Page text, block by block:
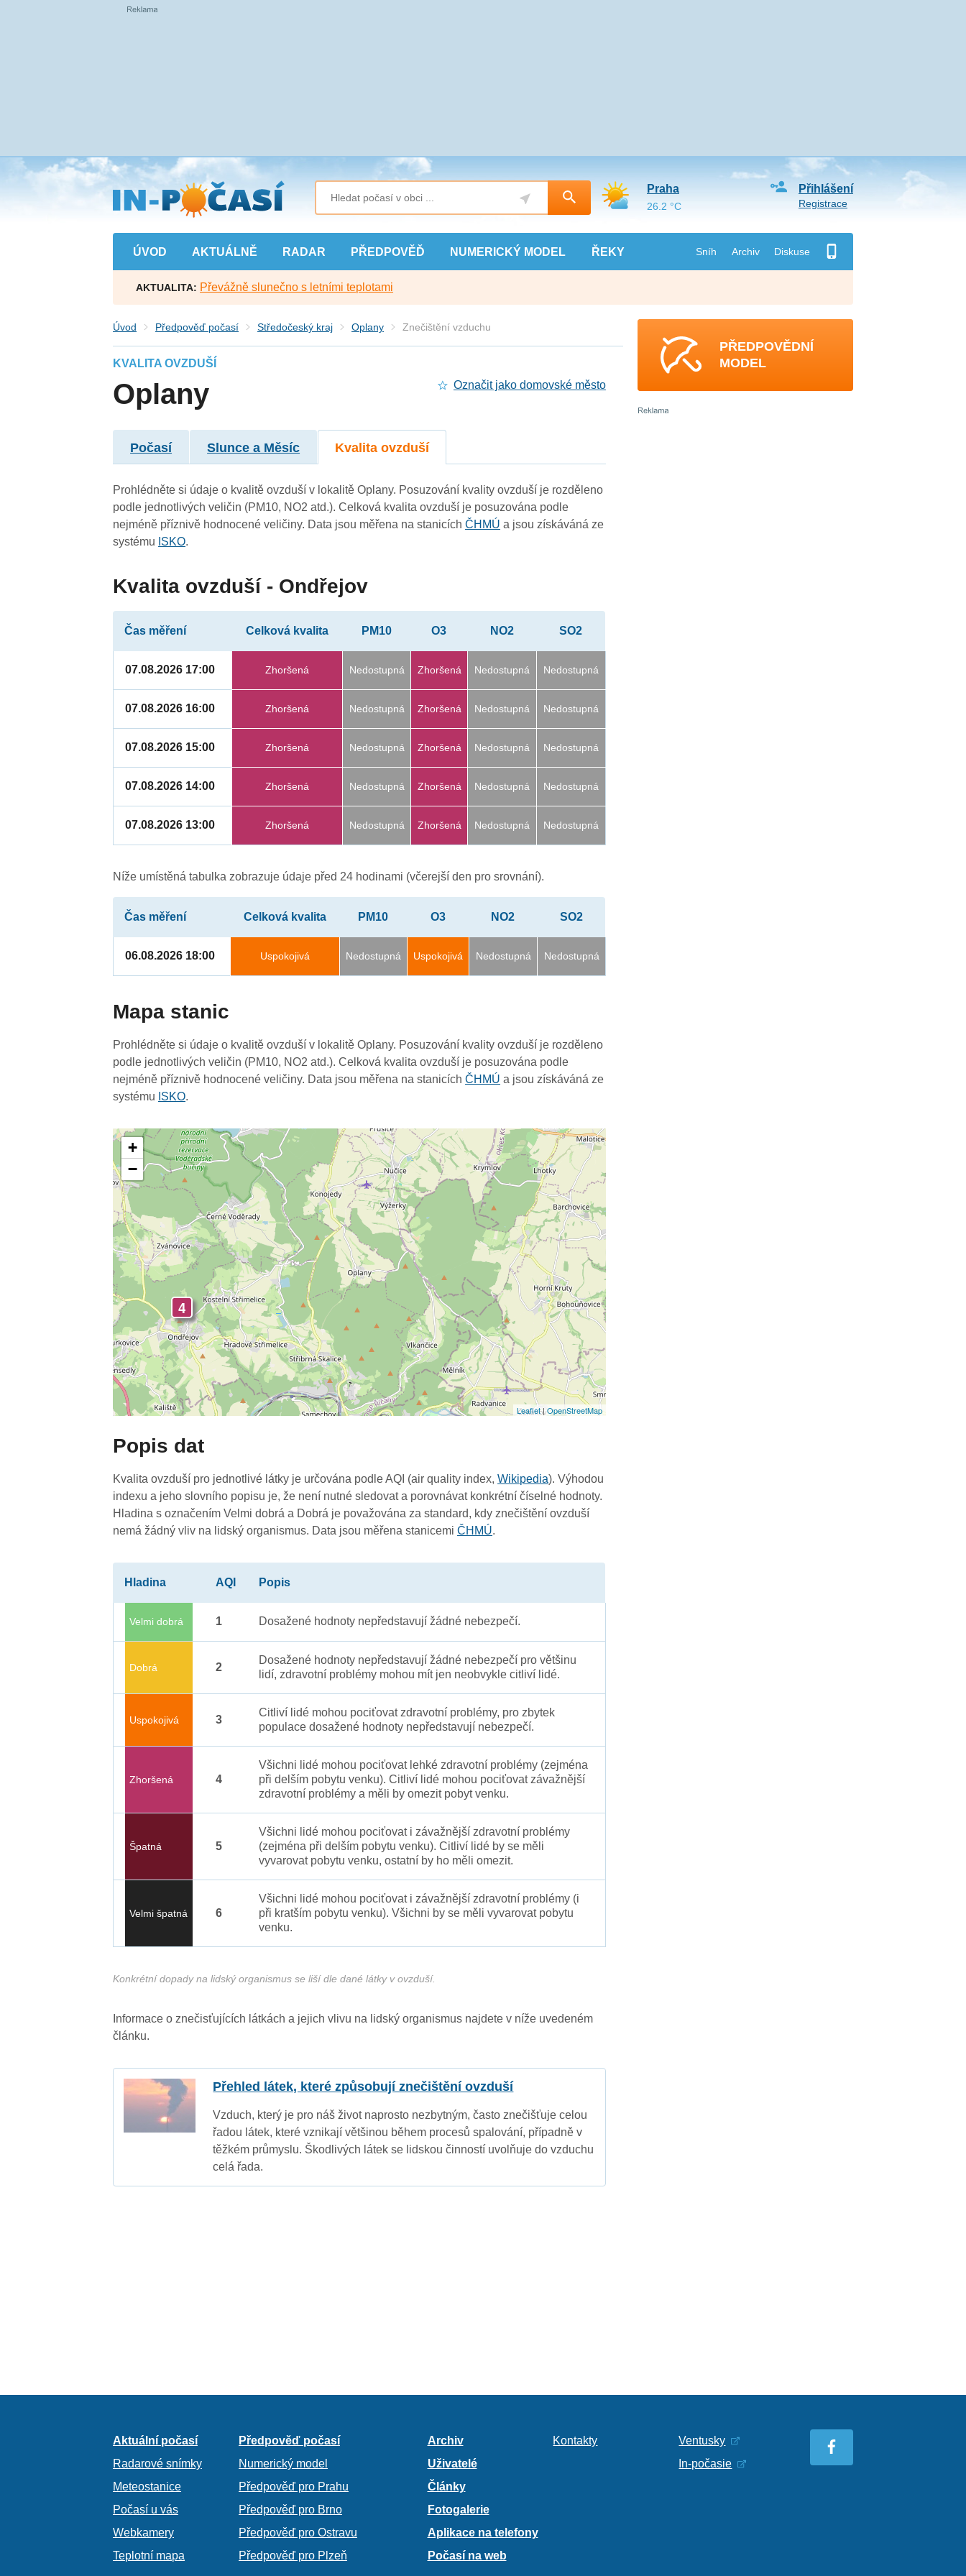
Přejít
na
hlavní
obsah
ÚVOD AKTUÁLNĚ RADAR PŘEDPOVĚĎ NUMERICKÝ MODEL ŘEKY Sníh Archiv Diskuse
Přihlášení
Registrace
Praha
26.2 °C
AKTUALITA: Převážně slunečno s letními teplotami
Úvod Předpověď počasí Středočeský kraj Oplany Znečištění vzduchu
KVALITA OVZDUŠÍ
Oplany Označit jako domovské město
Počasí Slunce a Měsíc Kvalita ovzduší
Prohlédněte si údaje o kvalitě ovzduší v lokalitě Oplany. Posuzování kvality ovzduší je rozděleno
podle jednotlivých veličin (PM10, NO2 atd.). Celková kvalita ovzduší je posuzována podle
nejméně příznivě hodnocené veličiny. Data jsou měřena na stanicíchČHMÚ a jsou získáváná ze
systému ISKO.
Kvalita ovzduší - Ondřejov
Čas měření Celková kvalita PM10 O3 NO2 SO2
07.08.2026 17:00 Zhoršená Nedostupná Zhoršená Nedostupná Nedostupná
07.08.2026 16:00 Zhoršená Nedostupná Zhoršená Nedostupná Nedostupná
07.08.2026 15:00 Zhoršená Nedostupná Zhoršená Nedostupná Nedostupná
07.08.2026 14:00 Zhoršená Nedostupná Zhoršená Nedostupná Nedostupná
07.08.2026 13:00 Zhoršená Nedostupná Zhoršená Nedostupná Nedostupná
Níže umístěná tabulka zobrazuje údaje před 24 hodinami (včerejší den pro srovnání).
Čas měření Celková kvalita PM10 O3 NO2 SO2
06.08.2026 18:00 Uspokojivá Nedostupná Uspokojivá Nedostupná Nedostupná
Mapa stanic
Prohlédněte si údaje o kvalitě ovzduší v lokalitě Oplany. Posuzování kvality ovzduší je rozděleno
podle jednotlivých veličin (PM10, NO2 atd.). Celková kvalita ovzduší je posuzována podle
nejméně příznivě hodnocené veličiny. Data jsou měřena na stanicíchČHMÚ a jsou získáváná ze
systému ISKO.
4
+
−
Leaflet|OpenStreetMap
Popis dat
Kvalita ovzduší pro jednotlivé látky je určována podle AQI (air quality index,Wikipedia). Výhodou
indexu a jeho slovního popisu je, že není nutné sledovat a porovnávat konkrétní číselné hodnoty.
Hladina s označením Velmi dobrá a Dobrá je považována za standard, kdy znečištění ovzduší
nemá žádný vliv na lidský organismus. Data jsou měřena stanicemiČHMÚ.
Hladina AQI Popis
Velmi dobrá 1 Dosažené hodnoty nepředstavují žádné nebezpečí.
Dobrá 2
Dosažené hodnoty nepředstavují žádné nebezpečí pro většinu
lidí, zdravotní problémy mohou mít jen neobvykle citliví lidé.
Uspokojivá 3
Citliví lidé mohou pociťovat zdravotní problémy, pro zbytek
populace dosažené hodnoty nepředstavují nebezpečí.
Zhoršená 4
Všichni lidé mohou pociťovat lehké zdravotní problémy (zejména
při delším pobytu venku). Citliví lidé mohou pociťovat závažnější
zdravotní problémy a měli by omezit pobyt venku.
Špatná 5
Všichni lidé mohou pociťovat i závažnější zdravotní problémy
(zejména při delším pobytu venku). Citliví lidé by se měli
vyvarovat pobytu venku, ostatní by ho měli omezit.
Velmi špatná 6
Všichni lidé mohou pociťovat i závažnější zdravotní problémy (i
při kratším pobytu venku). Všichni by se měli vyvarovat pobytu
venku.
Konkrétní dopady na lidský organismus se liší dle dané látky v ovzduší.
Informace o znečisťujících látkách a jejich vlivu na lidský organismus najdete v níže uvedeném
článku.
Přehled látek, které způsobují znečištění ovzduší
Vzduch, který je pro náš život naprosto nezbytným, často znečišťuje celou
řadou látek, které vznikají většinou během procesů spalování, případně v
těžkém průmyslu. Škodlivých látek se lidskou činností uvolňuje do vzduchu
celá řada.
PŘEDPOVĚDNÍ
MODEL
Aktuální počasí
Radarové snímky
Meteostanice
Počasí u vás
Webkamery
Teplotní mapa
Předpověď počasí
Numerický model
Předpověď pro Prahu
Předpověď pro Brno
Předpověď pro Ostravu
Předpověď pro Plzeň
Archiv
Uživatelé
Články
Fotogalerie
Aplikace na telefony
Počasí na web
Kontakty
Ventusky
In-počasie